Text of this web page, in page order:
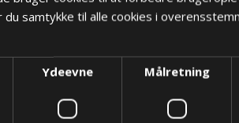
samtykke til alle cookies i
Ydeevne Målretning